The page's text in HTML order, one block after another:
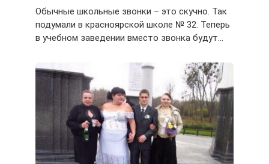
Обычные школьные звонки – это скучно. Так
подумали в красноярской школе № 32. Теперь
в учебном заведении вместо звонка будут…